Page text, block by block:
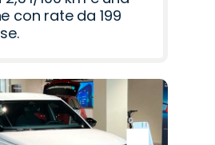
con rate da 199